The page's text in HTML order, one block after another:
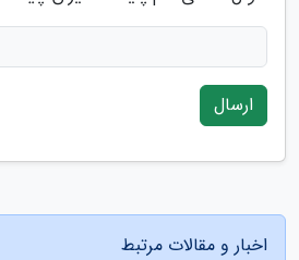
ارسال
اخبار و مقالات مرتبط